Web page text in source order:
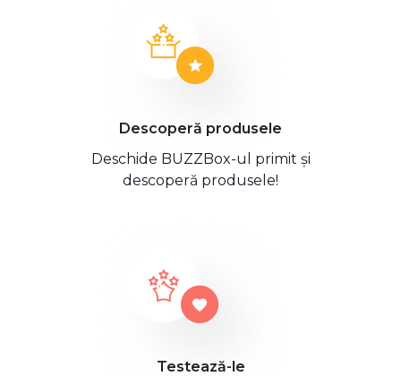
Descoperă produsele
Deschide BUZZBox-ul primit și
descoperă produsele!
Testează-le